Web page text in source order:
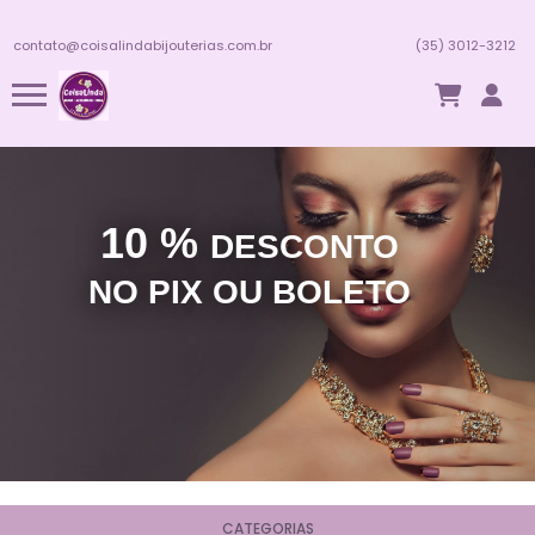
contato@coisalindabijouterias.com.br (35) 3012-3212
10 % DESCONTO
NO PIX OU BOLETO
CATEGORIAS